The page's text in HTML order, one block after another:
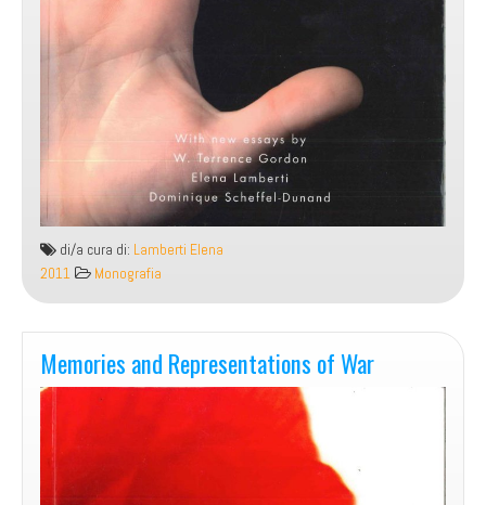
di/a cura di: Lamberti Elena
2011
Monografia
Memories and Representations of War